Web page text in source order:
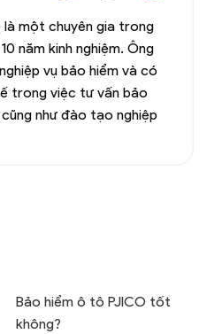
là một chuyên gia trong
năm kinh nghiệm. Ông
vụ bảo hiểm và có
trong việc tư vấn bảo
như đào tạo nghiệp
Bảo hiểm ô tô PJICO tốt
không?